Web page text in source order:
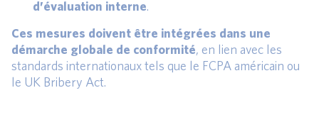
d’évaluation interne.
Ces mesures doivent être intégrées dans une
démarche globale de conformité, en lien avec les
standards internationaux tels que le FCPA américain ou
le UK Bribery Act.